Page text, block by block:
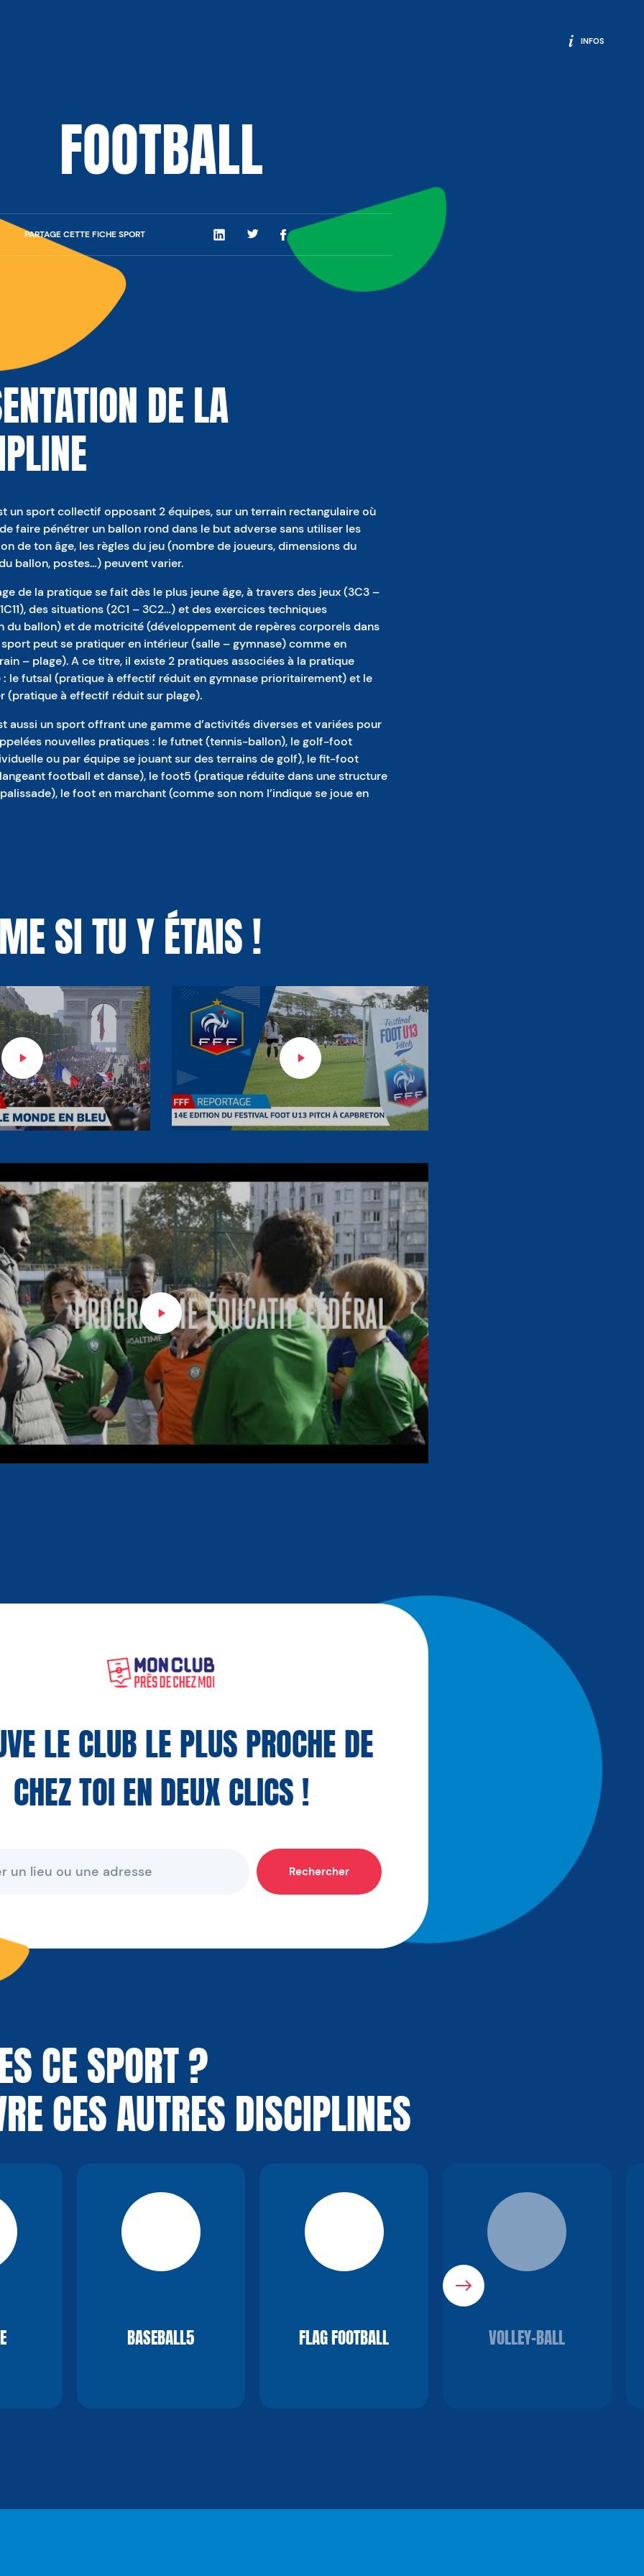
INFOS
FOOTBALL
PARTAGE CETTE FICHE SPORT LinkedInTwitterFacebook
DE LA
un sport collectif opposant 2 équipes, sur un terrain rectangulaire où
faire pénétrer un ballon rond dans le but adverse sans utiliser les
de ton âge, les règles du jeu (nombre de joueurs, dimensions du
ballon, postes…) peuvent varier.
de la pratique se fait dès le plus jeune âge, à travers des jeux (3C3 –
des situations (2C1 – 3C2…) et des exercices techniques
du ballon) et de motricité (développement de repères corporels dans
sport peut se pratiquer en intérieur (salle – gymnase) comme en
– plage). A ce titre, il existe 2 pratiques associées à la pratique
le futsal (pratique à effectif réduit en gymnase prioritairement) et le
(pratique à effectif réduit sur plage).
aussi un sport offrant une gamme d’activités diverses et variées pour
nouvelles pratiques : le futnet (tennis-ballon), le golf-foot
ou par équipe se jouant sur des terrains de golf), le fit-foot
football et danse), le foot5 (pratique réduite dans une structure
le foot en marchant (comme son nom l’indique se joue en
SI TU Y ÉTAIS !
LE CLUB LE PLUS PROCHE DE
CHEZ TOI EN DEUX CLICS !
Rechercher
CE SPORT ?
CES AUTRES DISCIPLINES
BASEBALL5 FLAG FOOTBALL VOLLEY-BALL